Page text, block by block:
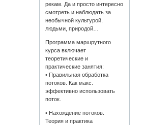
рекам. Да и просто интересно
смотреть и наблюдать за
необычной культурой,
людьми, природой…
Программа маршрутного
курса включает
теоретические и
практические занятия:
• Правильная обработка
потоков. Как макс.
эффективно использовать
поток.
• Нахождение потоков.
Теория и практика